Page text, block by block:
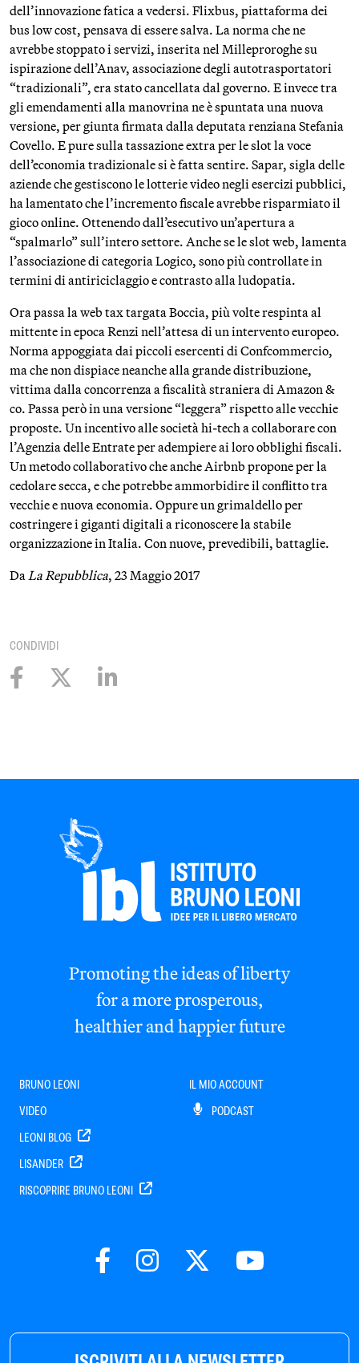
dell’innovazione fatica a vedersi. Flixbus, piattaforma dei
bus low cost, pensava di essere salva. La norma che ne
avrebbe stoppato i servizi, inserita nel Milleproroghe su
ispirazione dell’Anav, associazione degli autotrasportatori
“tradizionali”, era stato cancellata dal governo. E invece tra
gli emendamenti alla manovrina ne è spuntata una nuova
versione, per giunta firmata dalla deputata renziana Stefania
Covello. E pure sulla tassazione extra per le slot la voce
dell’economia tradizionale si è fatta sentire. Sapar, sigla delle
aziende che gestiscono le lotterie video negli esercizi pubblici,
ha lamentato che l’incremento fiscale avrebbe risparmiato il
gioco online. Ottenendo dall’esecutivo un’apertura a
“spalmarlo” sull’intero settore. Anche se le slot web, lamenta
l’associazione di categoria Logico, sono più controllate in
termini di antiriciclaggio e contrasto alla ludopatia.
Ora passa la web tax targata Boccia, più volte respinta al
mittente in epoca Renzi nell’attesa di un intervento europeo.
Norma appoggiata dai piccoli esercenti di Confcommercio,
ma che non dispiace neanche alla grande distribuzione,
vittima dalla concorrenza a fiscalità straniera di Amazon &
co. Passa però in una versione “leggera” rispetto alle vecchie
proposte. Un incentivo alle società hi-tech a collaborare con
l’Agenzia delle Entrate per adempiere ai loro obblighi fiscali.
Un metodo collaborativo che anche Airbnb propone per la
cedolare secca, e che potrebbe ammorbidire il conflitto tra
vecchie e nuova economia. Oppure un grimaldello per
costringere i giganti digitali a riconoscere la stabile
organizzazione in Italia. Con nuove, prevedibili, battaglie.
DaLa Repubblica, 23 Maggio 2017
CONDIVIDI
Promoting the ideas of liberty
for a more prosperous,
healthier and happier future
BRUNO LEONI
VIDEO
LEONI BLOG
LISANDER
RISCOPRIRE BRUNO LEONI
IL MIO ACCOUNT
PODCAST